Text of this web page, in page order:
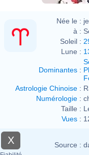
Née le :
à :
Soleil :
Lune :
Dominantes :
Astrologie Chinoise :
Numérologie :
Taille :
Vues :
X Source :